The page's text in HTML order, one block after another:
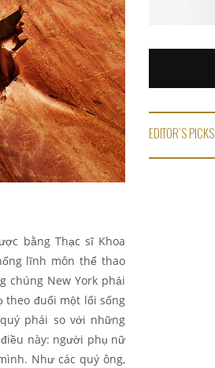
bằng Thạc sĩ Khoa
lĩnh môn thể thao
chúng New York phải
theo đuổi một lối sống
phái so với những
này: người phụ nữ
Như các quý ông,
EDITOR'S PICKS